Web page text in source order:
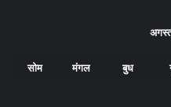
सोम मंगल बुध